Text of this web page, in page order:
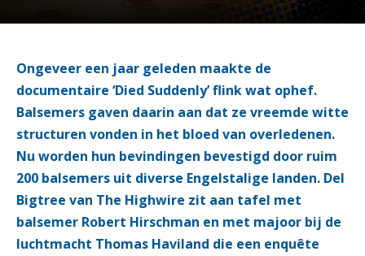
Ongeveer een jaar geleden maakte de
documentaire ‘Died Suddenly’ flink wat ophef.
Balsemers gaven daarin aan dat ze vreemde witte
structuren vonden in het bloed van overledenen.
Nu worden hun bevindingen bevestigd door ruim
200 balsemers uit diverse Engelstalige landen. Del
Bigtree van The Highwire zit aan tafel met
balsemer Robert Hirschman en met majoor bij de
luchtmacht Thomas Haviland die een enquête